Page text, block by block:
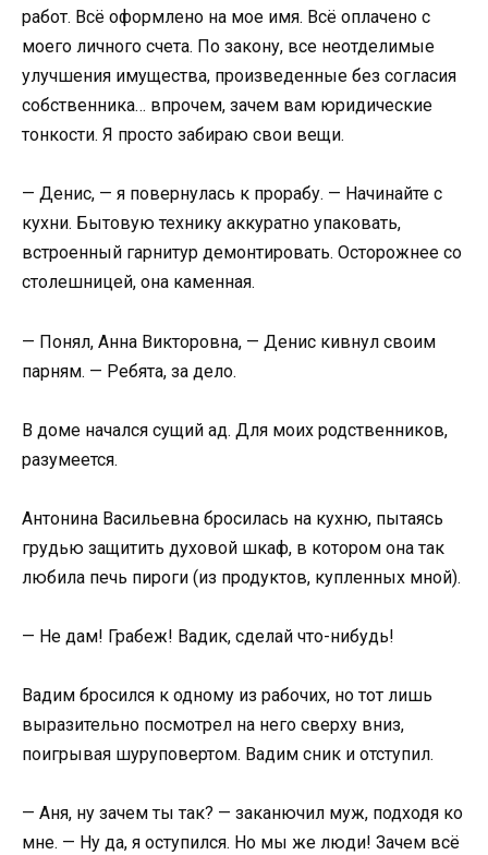
работ. Всё оформлено на мое имя. Всё оплачено с
моего личного счета. По закону, все неотделимые
улучшения имущества, произведенные без согласия
собственника… впрочем, зачем вам юридические
тонкости. Я просто забираю свои вещи.
— Денис, — я повернулась к прорабу. — Начинайте с
кухни. Бытовую технику аккуратно упаковать,
встроенный гарнитур демонтировать. Осторожнее со
столешницей, она каменная.
— Понял, Анна Викторовна, — Денис кивнул своим
парням. — Ребята, за дело.
В доме начался сущий ад. Для моих родственников,
разумеется.
Антонина Васильевна бросилась на кухню, пытаясь
грудью защитить духовой шкаф, в котором она так
любила печь пироги (из продуктов, купленных мной).
— Не дам! Грабеж! Вадик, сделай что-нибудь!
Вадим бросился к одному из рабочих, но тот лишь
выразительно посмотрел на него сверху вниз,
поигрывая шуруповертом. Вадим сник и отступил.
— Аня, ну зачем ты так? — заканючил муж, подходя ко
мне. — Ну да, я оступился. Но мы же люди! Зачем всё